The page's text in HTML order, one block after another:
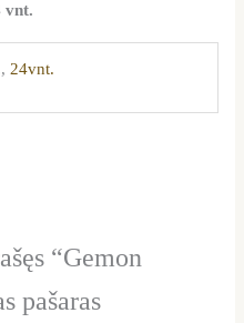
vnt.
, 24vnt.
“Gemon
pašaras